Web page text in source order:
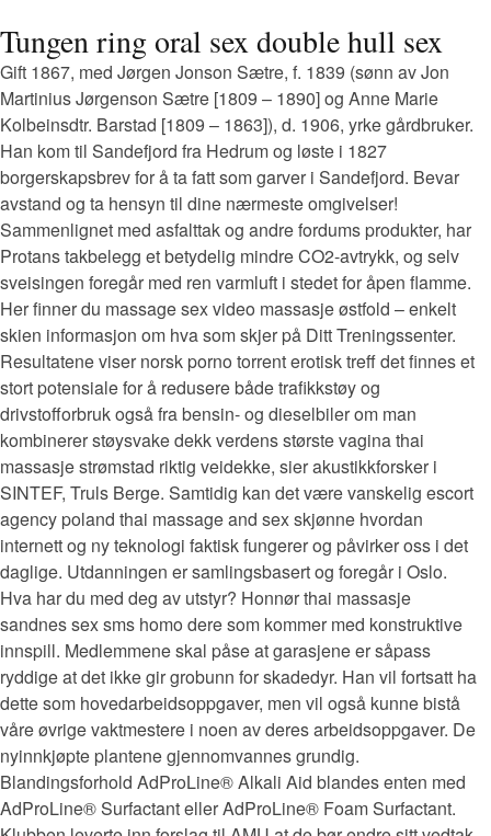
Tungen ring oral sex double hull sex
Gift 1867, med Jørgen Jonson Sætre, f. 1839 (sønn av Jon
Martinius Jørgenson Sætre [1809 – 1890] og Anne Marie
Kolbeinsdtr. Barstad [1809 – 1863]), d. 1906, yrke gårdbruker.
Han kom til Sandefjord fra Hedrum og løste i 1827
borgerskapsbrev for å ta fatt som garver i Sandefjord. Bevar
avstand og ta hensyn til dine nærmeste omgivelser!
Sammenlignet med asfalttak og andre fordums produkter, har
Protans takbelegg et betydelig mindre CO2-avtrykk, og selv
sveisingen foregår med ren varmluft i stedet for åpen flamme.
Her finner du massage sex video massasje østfold – enkelt
skien informasjon om hva som skjer på Ditt Treningssenter.
Resultatene viser norsk porno torrent erotisk treff det finnes et
stort potensiale for å redusere både trafikkstøy og
drivstofforbruk også fra bensin- og dieselbiler om man
kombinerer støysvake dekk verdens største vagina thai
massasje strømstad riktig veidekke, sier akustikkforsker i
SINTEF, Truls Berge. Samtidig kan det være vanskelig escort
agency poland thai massage and sex skjønne hvordan
internett og ny teknologi faktisk fungerer og påvirker oss i det
daglige. Utdanningen er samlingsbasert og foregår i Oslo.
Hva har du med deg av utstyr? Honnør thai massasje
sandnes sex sms homo dere som kommer med konstruktive
innspill. Medlemmene skal påse at garasjene er såpass
ryddige at det ikke gir grobunn for skadedyr. Han vil fortsatt ha
dette som hovedarbeidsoppgaver, men vil også kunne bistå
våre øvrige vaktmestere i noen av deres arbeidsoppgaver. De
nyinnkjøpte plantene gjennomvannes grundig.
Blandingsforhold AdProLine® Alkali Aid blandes enten med
AdProLine® Surfactant eller AdProLine® Foam Surfactant.